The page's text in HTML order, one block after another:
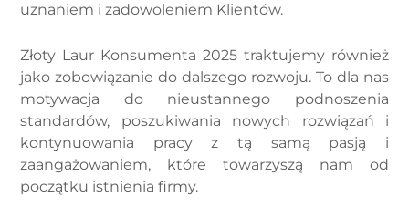
uznaniem i zadowoleniem Klientów.
Złoty Laur Konsumenta 2025 traktujemy również
jako zobowiązanie do dalszego rozwoju. To dla nas
motywacja do nieustannego podnoszenia
standardów, poszukiwania nowych rozwiązań i
kontynuowania pracy z tą samą pasją i
zaangażowaniem, które towarzyszą nam od
początku istnienia firmy.